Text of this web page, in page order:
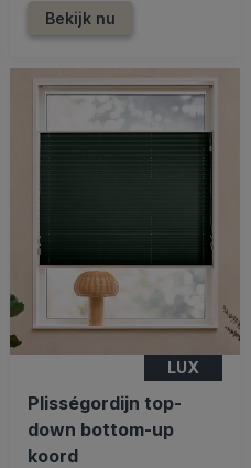
Bekijk nu
LUX
Plisségordijn top-
down bottom-up
koord